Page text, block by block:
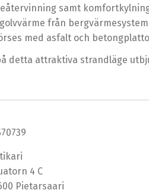
samt
från
med asfalt och
detta attraktiva strandläge
4 C
Pietarsaari